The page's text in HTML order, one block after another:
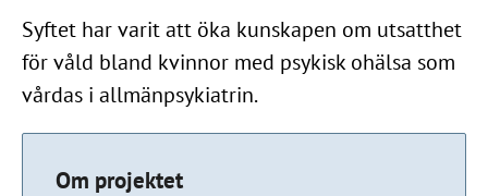
Syftet har varit att öka kunskapen om utsatthet
för våld bland kvinnor med psykisk ohälsa som
vårdas i allmänpsykiatrin.
Om projektet